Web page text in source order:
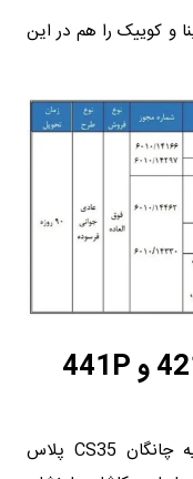
و کوییک را هم در این
اما چرا همه توجه ها به 421P و 441P
421P و 441P کراس اوورهایی بر پایه چانگان CS35 پلاس